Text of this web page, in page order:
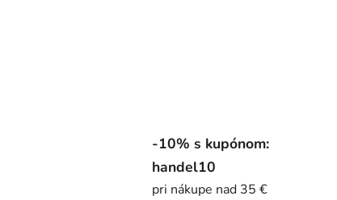
-10% s kupónom:
handel10
pri nákupe nad 35 €